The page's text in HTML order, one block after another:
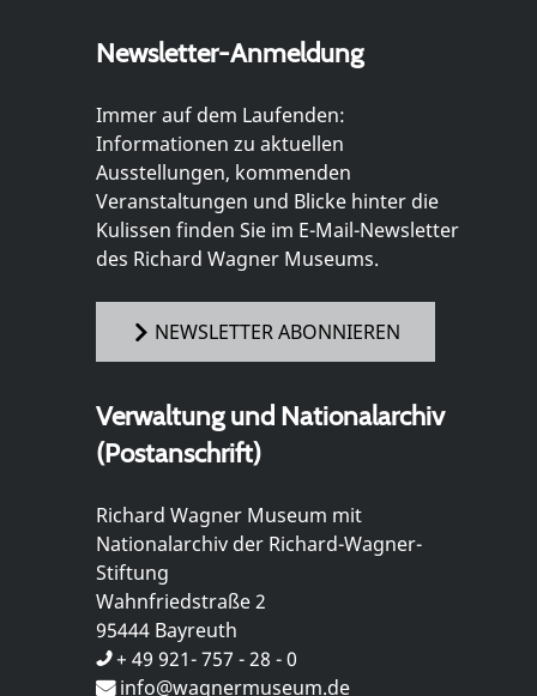
Newsletter-Anmeldung
Immer auf dem Laufenden:
Informationen zu aktuellen
Ausstellungen, kommenden
Veranstaltungen und Blicke hinter die
Kulissen finden Sie im E-Mail-Newsletter
des Richard Wagner Museums.
NEWSLETTER ABONNIEREN
Verwaltung und Nationalarchiv
(Postanschrift)
Richard Wagner Museum mit
Nationalarchiv der Richard-Wagner-
Stiftung
Wahnfriedstraße 2
95444 Bayreuth
+ 49 921- 757 - 28 - 0
info@wagnermuseum.de